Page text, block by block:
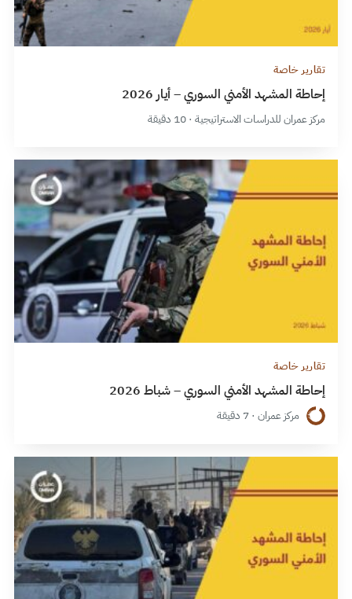
تقارير خاصة
إحاطة المشهد الأمني السوري – أيار 2026
مركز عمران للدراسات الاستراتيجية · 10 دقيقة
تقارير خاصة
إحاطة المشهد الأمني السوري – شباط 2026
مركز عمران · 7 دقيقة